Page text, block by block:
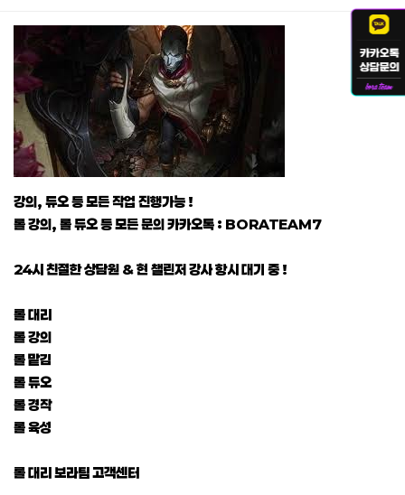
강의, 듀오 등 모든 작업 진행가능 !
롤 강의, 롤 듀오 등 모든 문의 카카오톡 : BORATEAM7
24시 친절한 상담원 & 현 챌린저 강사 항시 대기 중 !
롤 대리
롤 강의
롤 맡김
롤 듀오
롤 경작
롤 육성
롤 대리 보라팀 고객센터